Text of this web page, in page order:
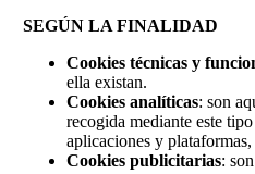
SEGÚN LA FINALIDAD
Cookies técnicas y
ella existan.
Cookies analíticas: son
recogida mediante este
aplicaciones y
Cookies publicitarias: